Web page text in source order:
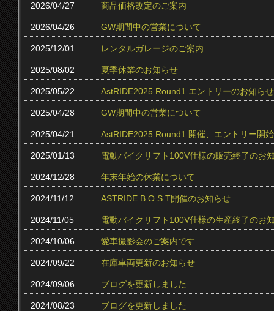
2026/04/27 商品価格改定のご案内
2026/04/26 GW期間中の営業について
2025/12/01 レンタルガレージのご案内
2025/08/02 夏季休業のお知らせ
2025/05/22 AstRIDE2025 Round1 エントリーのお知らせ
2025/04/28 GW期間中の営業について
2025/04/21 AstRIDE2025 Round1 開催、エントリー開
2025/01/13 電動バイクリフト100V仕様の販売終了のお
2024/12/28 年末年始の休業について
2024/11/12 ASTRIDE B.O.S.T開催のお知らせ
2024/11/05 電動バイクリフト100V仕様の生産終了のお
2024/10/06 愛車撮影会のご案内です
2024/09/22 在庫車両更新のお知らせ
2024/09/06 ブログを更新しました
2024/08/23 ブログを更新しました